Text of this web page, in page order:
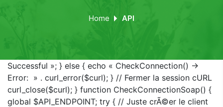
Home API
Successful »; } else { echo « CheckConnection() ->
Error: » . curl_error($curl); } // Fermer la session cURL
curl_close($curl); } function CheckConnectionSoap() {
global $API_ENDPOINT; try { // Juste crÃ©er le client